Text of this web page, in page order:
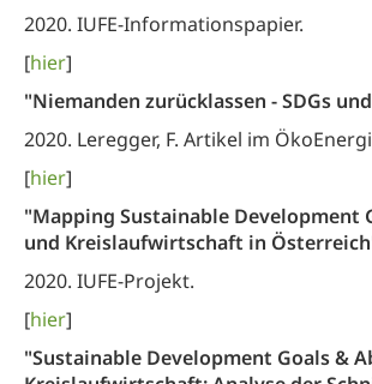
2020. IUFE-Informationspapier.
[hier]
"Niemanden zurücklassen - SDGs
2020. Leregger, F. Artikel im
[hier]
"Mapping Sustainable Development
und Kreislaufwirtschaft in
2020. IUFE-Projekt.
[hier]
"Sustainable Development Goals &